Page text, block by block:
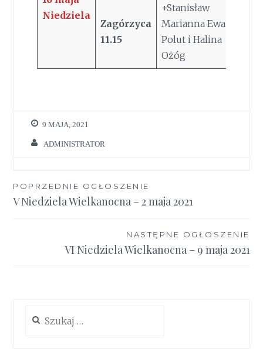
Niedziela
Zagórzyca
11.15
+Stanisław
Marianna Ewa
Polut i Halina
Ożóg
9 MAJA, 2021
ADMINISTRATOR
Nawigacja
wpisu
POPRZEDNIE OGŁOSZENIE
V Niedziela Wielkanocna – 2 maja 2021
NASTĘPNE OGŁOSZENIE
VI Niedziela Wielkanocna – 9 maja 2021